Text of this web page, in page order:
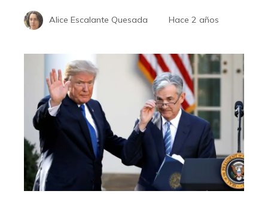
Alice Escalante Quesada Hace 2 años